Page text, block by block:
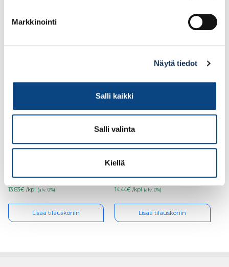
Markkinointi
Näytä tiedot
Salli kaikki
Salli valinta
Kiellä
Helaform,
seinäkannatin SK-
13.83€ /kpl (alv. 0%)
Lisää tilauskoriin
puuovenlaippa PLS-
14.44€ /kpl (alv. 0%)
Lisää tilauskoriin